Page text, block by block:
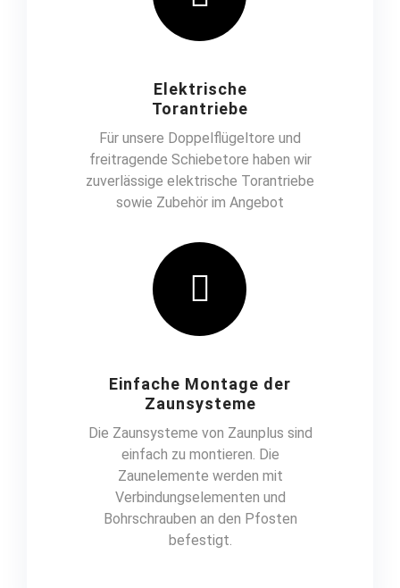
Elektrische
Torantriebe
Für unsere Doppelflügeltore und
freitragende Schiebetore haben wir
zuverlässige elektrische Torantriebe
sowie Zubehör im Angebot
Einfache Montage der
Zaunsysteme
Die Zaunsysteme von Zaunplus sind
einfach zu montieren. Die
Zaunelemente werden mit
Verbindungselementen und
Bohrschrauben an den Pfosten
befestigt.